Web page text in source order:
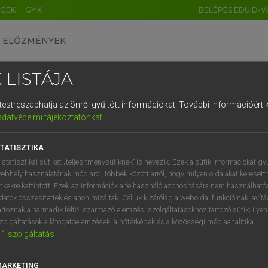
GYIK BELÉPÉS EDUID-
ELŐZMÉNYEK
angol szótár
fn torturing
torture
excruciation
teasing
LISTÁJA
az önről gyűjtött információkat. További információért
tájékoztatónkat.
statisztikai sütiket „teljesítménysütiknek” is nevezik. Ezek a sütik információkat
használatának módjáról, többek között arról, hogy milyen oldalakat keresett
kattintott. Ezek az információk a felhasználó azonosítására nem
összesítettek és anonimizáltak. Céljuk kizárólag a weboldal funkcióinak
a harmadik féltől származó elemzési szolgáltatásokhoz tartozó sütik;
a látogatóelemzések, a hőtérképek és a közösségi médiaanalitika.
1 szolgáltatás
DE CN FR ES IT NL
1 2 3 4 5 6 7 8 9
q w e r t z u i
a s d f g h j k l é
í y x c v b n m , .